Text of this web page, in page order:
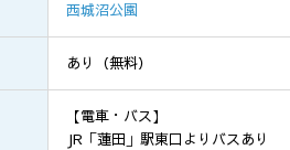
西城沼公園
あり（無料）
【電車・バス】
JR「蓮田」駅東口よりバスあり